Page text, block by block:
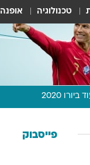
טכנולוגיה אופנה
ביורו 2020
היורו פייסבוק